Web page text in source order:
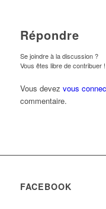
Répondre
Se joindre à la discussion ?
Vous êtes libre de contribuer !
Vous devez vous
commentaire.
FACEBOOK